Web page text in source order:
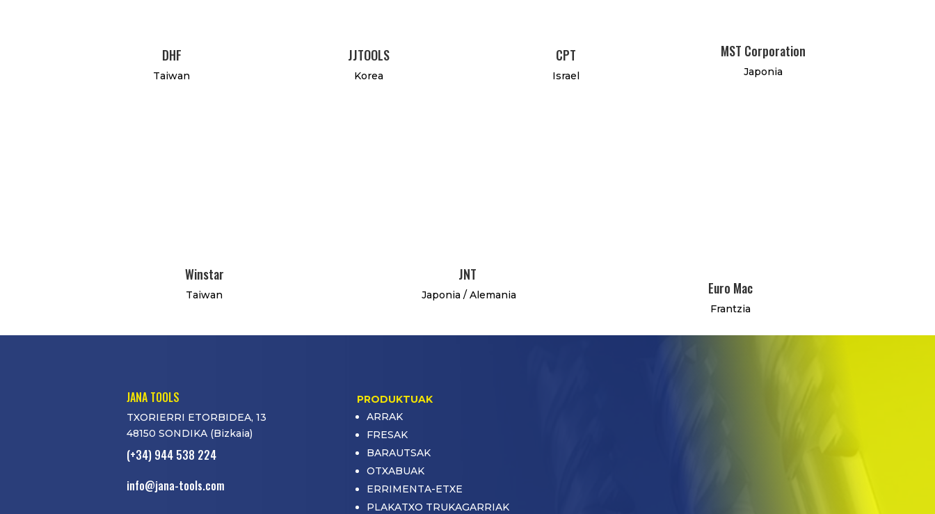
DHF
Taiwan
JJTOOLS
Korea
CPT
Israel
MST Corporation
Japonia
Winstar
Taiwan
JNT
Japonia / Alemania Euro Mac
Frantzia
JANA TOOLS
TXORIERRI ETORBIDEA, 13
48150 SONDIKA (Bizkaia)
(+34) 944 538 224
info@jana-tools.com
PRODUKTUAK
ARRAK
FRESAK
BARAUTSAK
OTXABUAK
ERRIMENTA-ETXE
PLAKATXO TRUKAGARRIAK